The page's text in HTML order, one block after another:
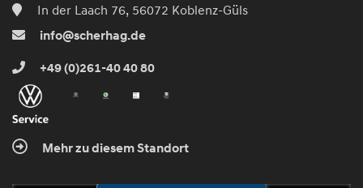
In der Laach 76, 56072 Koblenz-Güls
info@scherhag.de
+49 (0)261-40 40 80
Mehr zu diesem Standort